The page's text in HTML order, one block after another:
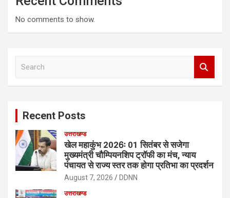
No comments to show.
Recent Posts
उत्तराखण्ड
खेल महाकुंभ 2026ः 01 सितंबर से सजेगा
मुख्यमंत्री चौम्पियनशिप ट्रॉफी का मंच, न्याय
पंचायत से राज्य स्तर तक होगा प्रतिभा का प्रदर्शन
August 7, 2026 DDNN
उत्तराखण्ड